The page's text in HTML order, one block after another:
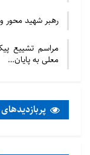
رهبر شهید
مراسم تشییع
معلی به پایان…